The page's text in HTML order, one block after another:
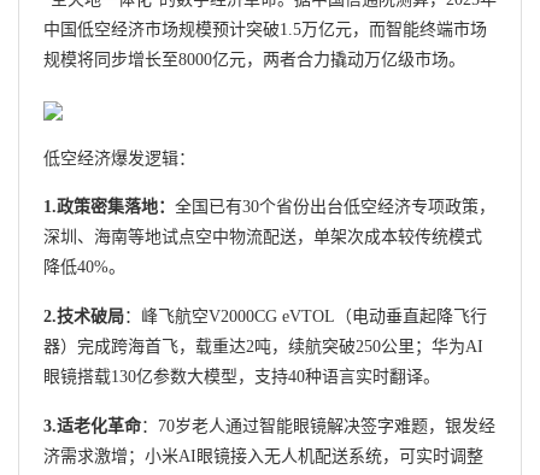
中国低空经济市场规模预计突破1.5万亿元，而智能终端市场
规模将同步增长至8000亿元，两者合力撬动万亿级市场。
低空经济爆发逻辑：
1.政策密集落地： 全国已有30个省份出台低空经济专项政策，
深圳、海南等地试点空中物流配送，单架次成本较传统模式
降低40%。
2.技术破局：峰飞航空V2000CG eVTOL（电动垂直起降飞行
器）完成跨海首飞，载重达2吨，续航突破250公里；华为AI
眼镜搭载130亿参数大模型，支持40种语言实时翻译。
3.适老化革命：70岁老人通过智能眼镜解决签字难题，银发经
济需求激增；小米AI眼镜接入无人机配送系统，可实时调整